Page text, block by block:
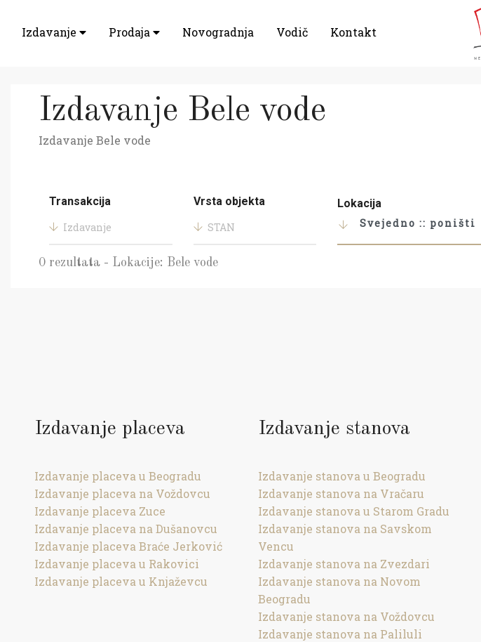
Izdavanje Prodaja Novogradnja Vodič Kontakt
Izdavanje Bele vode
Izdavanje Bele vode
Transakcija
Izdavanje
Vrsta objekta
STAN
Lokacija
Svejedno :: poništi
0 rezultata - Lokacije: Bele vode
Izdavanje placeva
Izdavanje placeva u Beogradu
Izdavanje placeva na Voždovcu
Izdavanje placeva Zuce
Izdavanje placeva na Dušanovcu
Izdavanje placeva Braće Jerković
Izdavanje placeva u Rakovici
Izdavanje placeva u Knjaževcu
Izdavanje stanova
Izdavanje stanova u Beogradu
Izdavanje stanova na Vračaru
Izdavanje stanova u Starom Gradu
Izdavanje stanova na Savskom
Vencu
Izdavanje stanova na Zvezdari
Izdavanje stanova na Novom
Beogradu
Izdavanje stanova na Voždovcu
Izdavanje stanova na Paliluli